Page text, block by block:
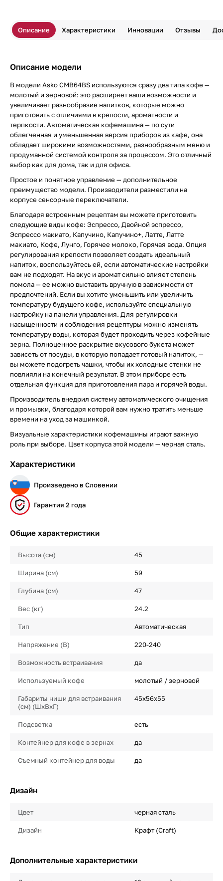
Описание Характеристики Инновации Отзывы
Описание модели
В модели Asko CMB64BS используются сразу два типа кофе —
молотый и зерновой: это расширяет ваши возможности и
увеличивает разнообразие напитков, которые можно
приготовить с отличиями в крепости, ароматности и
терпкости. Автоматическая кофемашина — по сути
облегченная и уменьшенная версия приборов из кафе, она
обладает широкими возможностями, разнообразным меню и
продуманной системой контроля за процессом. Это отличный
выбор как для дома, так и для офиса.
Простое и понятное управление — дополнительное
преимущество модели. Производители разместили на
корпусе сенсорные переключатели.
Благодаря встроенным рецептам вы можете приготовить
следующие виды кофе: Эспрессо, Двойной эспрессо,
Эспрессо макиато, Капучино, Капучино+, Латте, Латте
макиато, Кофе, Лунго, Горячее молоко, Горячая вода. Опция
регулирования крепости позволяет создать идеальный
напиток, воспользуйтесь ей, если автоматические настройки
вам не подходят. На вкус и аромат сильно влияет степень
помола — ее можно выставить вручную в зависимости от
предпочтений. Если вы хотите уменьшить или увеличить
температуру будущего кофе, используйте специальную
настройку на панели управления. Для регулировки
насыщенности и соблюдения рецептуры можно изменять
температуру воды, которая будет проходить через кофейные
зерна. Полноценное раскрытие вкусового букета может
зависеть от посуды, в которую попадает готовый напиток, —
вы можете подогреть чашки, чтобы их холодные стенки не
повлияли на конечный результат. В этом приборе есть
отдельная функция для приготовления пара и горячей воды.
Производитель внедрил систему автоматического очищения
и промывки, благодаря которой вам нужно тратить меньше
времени на уход за машинкой.
Визуальные характеристики кофемашины играют важную
роль при выборе. Цвет корпуса этой модели — черная сталь.
Характеристики
Произведено в Словении
Гарантия 2 года
Общие характеристики
Высота (см) 45
Ширина (см) 59
Глубина (см) 47
Вес (кг) 24.2
Тип Автоматическая
Напряжение (В) 220-240
Возможность встраивания да
Используемый кофе молотый / зерновой
Габариты ниши для встраивания
(см) (ШхВхГ)
45х56х55
Подсветка есть
Контейнер для кофе в зернах да
Съемный контейнер для воды да
Дизайн
Цвет черная сталь
Дизайн Крафт (Craft)
Дополнительные характеристики